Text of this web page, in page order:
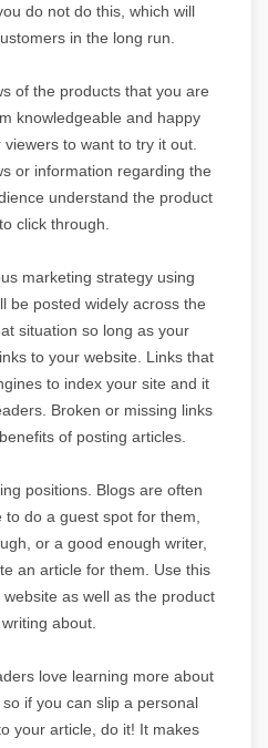
do not do this, which will
in the long run.
of the products that you are
knowledgeable and happy
to want to try it out.
or information regarding the
understand the product
click through.
marketing strategy using
be posted widely across the
situation so long as your
to your website. Links that
to index your site and it
Broken or missing links
of posting articles.
positions. Blogs are often
do a guest spot for them,
or a good enough writer,
an article for them. Use this
as well as the product
about.
love learning more about
if you can slip a personal
your article, do it! It makes